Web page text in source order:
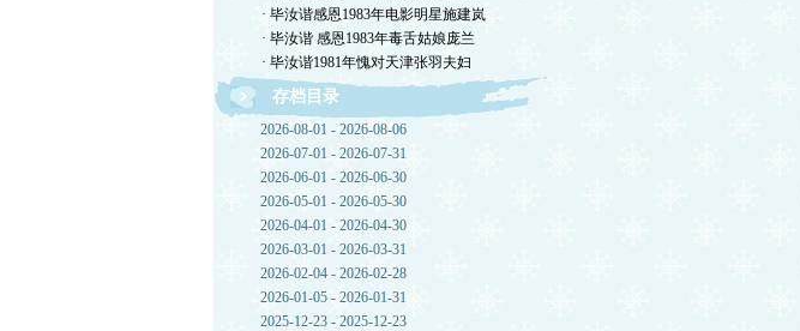
· 毕汝谐感恩1983年电影明星施建岚
· 毕汝谐 感恩1983年毒舌姑娘庞兰
· 毕汝谐1981年愧对天津张羽夫妇
存档目录
2026-08-01 - 2026-08-06
2026-07-01 - 2026-07-31
2026-06-01 - 2026-06-30
2026-05-01 - 2026-05-30
2026-04-01 - 2026-04-30
2026-03-01 - 2026-03-31
2026-02-04 - 2026-02-28
2026-01-05 - 2026-01-31
2025-12-23 - 2025-12-23